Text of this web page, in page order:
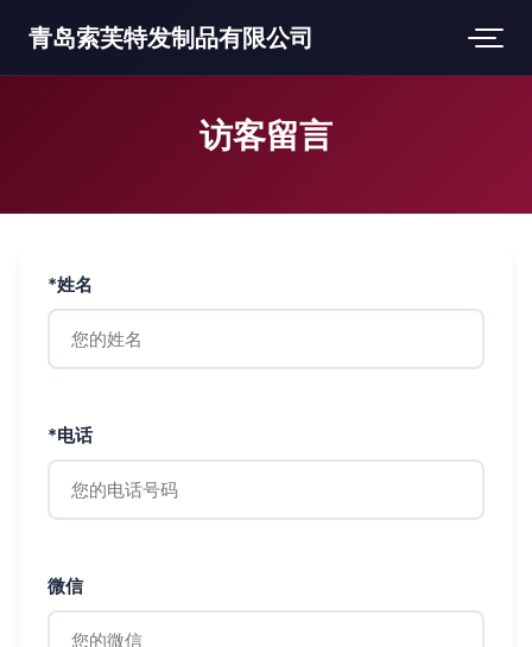
青岛索芙特发制品有限公司
访客留言
*姓名
*电话
微信